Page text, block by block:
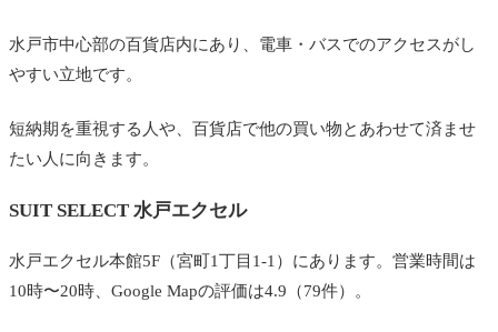
水戸市中心部の百貨店内にあり、電車・バスでのアクセスがし
やすい立地です。
短納期を重視する人や、百貨店で他の買い物とあわせて済ませ
たい人に向きます。
SUIT SELECT 水戸エクセル
水戸エクセル本館5F（宮町1丁目1-1）にあります。営業時間は
10時〜20時、Google Mapの評価は4.9（79件）。